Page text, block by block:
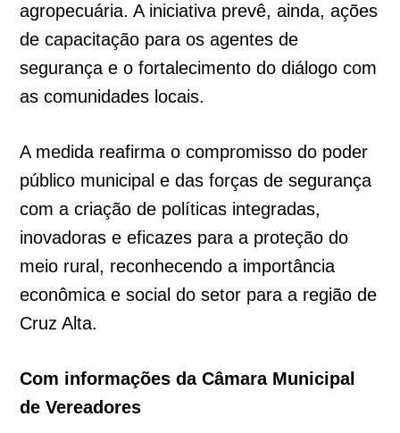
agropecuária. A iniciativa prevê, ainda, ações
de capacitação para os agentes de
segurança e o fortalecimento do diálogo com
as comunidades locais.
A medida reafirma o compromisso do poder
público municipal e das forças de segurança
com a criação de políticas integradas,
inovadoras e eficazes para a proteção do
meio rural, reconhecendo a importância
econômica e social do setor para a região de
Cruz Alta.
Com informações da Câmara Municipal
de Vereadores